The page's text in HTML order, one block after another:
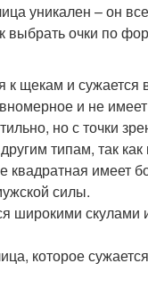
уникален – он
выбрать очки по
щекам и сужается
и не
но с точки
типам, так
квадратная имеет
силы.
широкими
которое